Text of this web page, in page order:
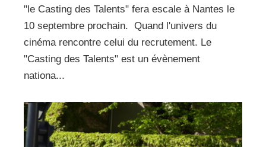
"le Casting des Talents" fera escale à Nantes le
10 septembre prochain. Quand l'univers du
cinéma rencontre celui du recrutement. Le
"Casting des Talents" est un évènement
nationa...